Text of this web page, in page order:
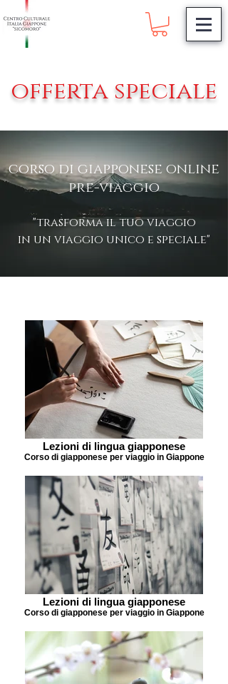
offerta speciale
corso di giapponese online
pre-viaggio
"trasforma il tuo viaggio
in un viaggio unico e speciale"
Lezioni di lingua giapponese
Corso di giapponese per viaggio in Giappone
Lezioni di lingua giapponese
Corso di giapponese per viaggio in Giappone